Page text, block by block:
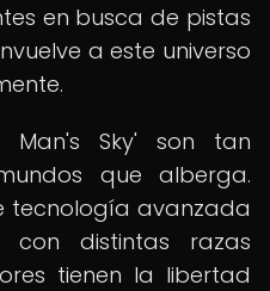
en busca de pistas
a este universo
Man's Sky' son tan
que alberga.
tecnología avanzada
con distintas razas
tienen la libertad